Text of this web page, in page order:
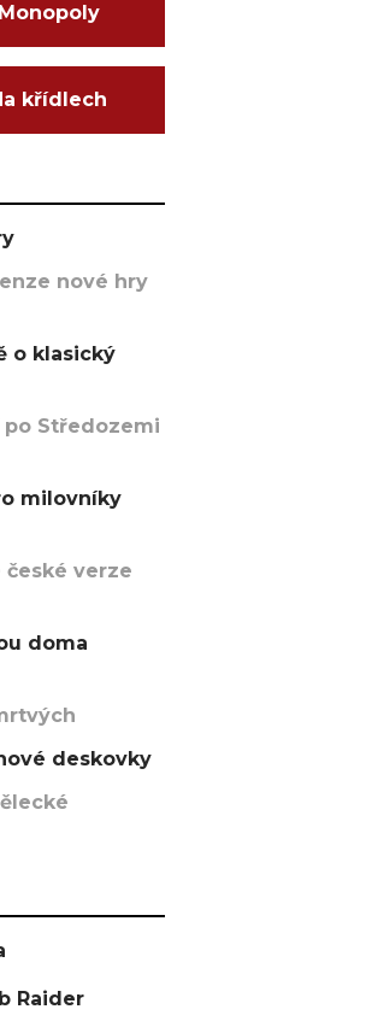
Monopoly
křídlech
nové hry
o klasický
po Středozemi
milovníky
české verze
doma
deskovky
Raider